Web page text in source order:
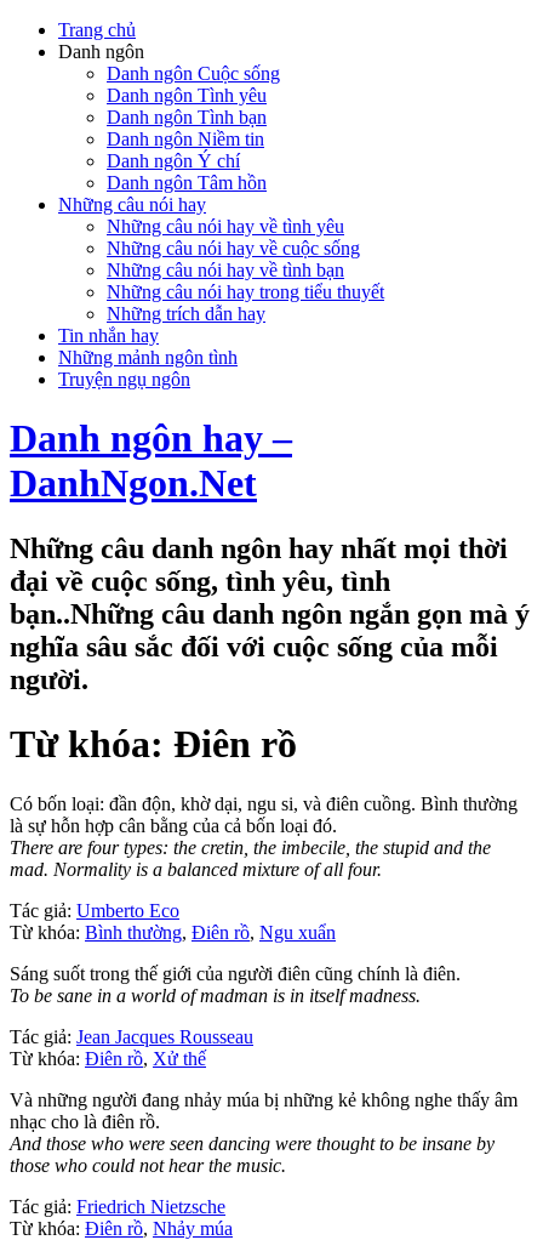
Trang chủ
Danh ngôn
Danh ngôn Cuộc sống
Danh ngôn Tình yêu
Danh ngôn Tình bạn
Danh ngôn Niềm tin
Danh ngôn Ý chí
Danh ngôn Tâm hồn
Những câu nói hay
Những câu nói hay về tình yêu
Những câu nói hay về cuộc sống
Những câu nói hay về tình bạn
Những câu nói hay trong tiểu thuyết
Những trích dẫn hay
Tin nhắn hay
Những mảnh ngôn tình
Truyện ngụ ngôn
Danh ngôn hay –
DanhNgon.Net
Những câu danh ngôn hay nhất mọi thời
đại về cuộc sống, tình yêu, tình
bạn..Những câu danh ngôn ngắn gọn mà ý
nghĩa sâu sắc đối với cuộc sống của mỗi
người.
Từ khóa: Điên rồ
Có bốn loại: đần độn, khờ dại, ngu si, và điên cuồng. Bình thường
là sự hỗn hợp cân bằng của cả bốn loại đó.
There are four types: the cretin, the imbecile, the stupid and the
mad. Normality is a balanced mixture of all four.
Tác giả: Umberto Eco
Từ khóa: Bình thường, Điên rồ, Ngu xuẩn
Sáng suốt trong thế giới của người điên cũng chính là điên.
To be sane in a world of madman is in itself madness.
Tác giả: Jean Jacques Rousseau
Từ khóa: Điên rồ, Xử thế
Và những người đang nhảy múa bị những kẻ không nghe thấy âm
nhạc cho là điên rồ.
And those who were seen dancing were thought to be insane by
those who could not hear the music.
Tác giả: Friedrich Nietzsche
Từ khóa: Điên rồ, Nhảy múa